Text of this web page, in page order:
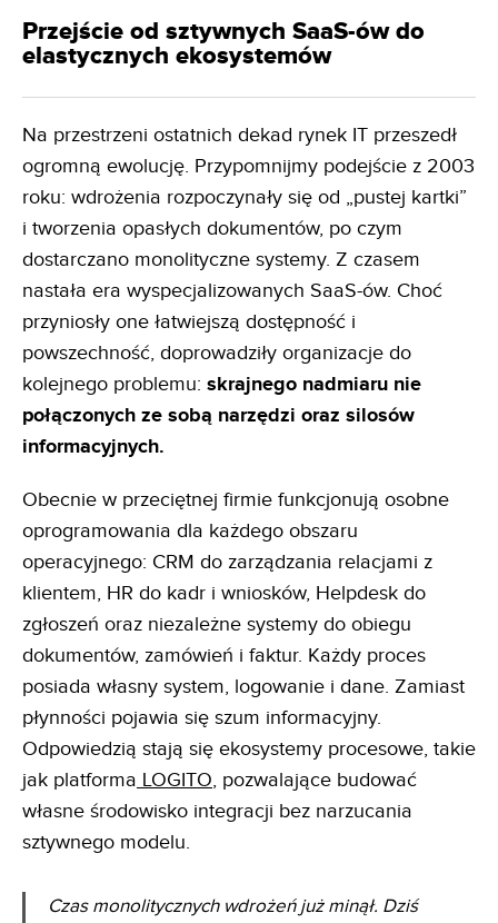
Przejście od sztywnych SaaS-ów do
elastycznych ekosystemów
Na przestrzeni ostatnich dekad rynek IT przeszedł
ogromną ewolucję. Przypomnijmy podejście z 2003
roku: wdrożenia rozpoczynały się od „pustej kartki”
i tworzenia opasłych dokumentów, po czym
dostarczano monolityczne systemy. Z czasem
nastała era wyspecjalizowanych SaaS-ów. Choć
przyniosły one łatwiejszą dostępność i
powszechność, doprowadziły organizacje do
kolejnego problemu: skrajnego nadmiaru nie
połączonych ze sobą narzędzi oraz silosów
informacyjnych.
Obecnie w przeciętnej firmie funkcjonują osobne
oprogramowania dla każdego obszaru
operacyjnego: CRM do zarządzania relacjami z
klientem, HR do kadr i wniosków, Helpdesk do
zgłoszeń oraz niezależne systemy do obiegu
dokumentów, zamówień i faktur. Każdy proces
posiada własny system, logowanie i dane. Zamiast
płynności pojawia się szum informacyjny.
Odpowiedzią stają się ekosystemy procesowe, takie
jak platforma LOGITO, pozwalające budować
własne środowisko integracji bez narzucania
sztywnego modelu.
Czas monolitycznych wdrożeń już minął. Dziś